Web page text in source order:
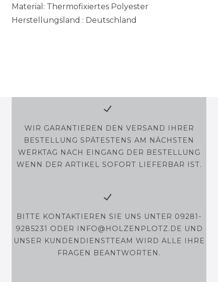
Material: Thermofixiertes Polyester
Herstellungsland : Deutschland
WIR GARANTIEREN DEN VERSAND IHRER
BESTELLUNG SPÄTESTENS AM NÄCHSTEN
WERKTAG NACH EINGANG DER BESTELLUNG
WENN DER ARTIKEL SOFORT LIEFERBAR IST.
BITTE KONTAKTIEREN SIE UNS UNTER 09281-
9285231 ODER INFO@HOLZENPLOTZ.DE UND
UNSER KUNDENDIENSTTEAM WIRD ALLE IHRE
FRAGEN BEANTWORTEN.